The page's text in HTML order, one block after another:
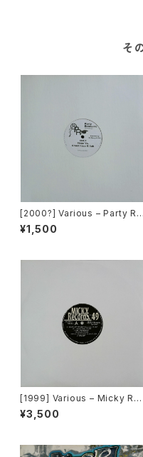
そ
[2000?] Various – Party Re
mixers Volume 5 [OPR]
¥1,500
[1999] Various – Micky Rec
ord Vol. 49 [Micky Record
s Inc.][PROMO]
¥3,500